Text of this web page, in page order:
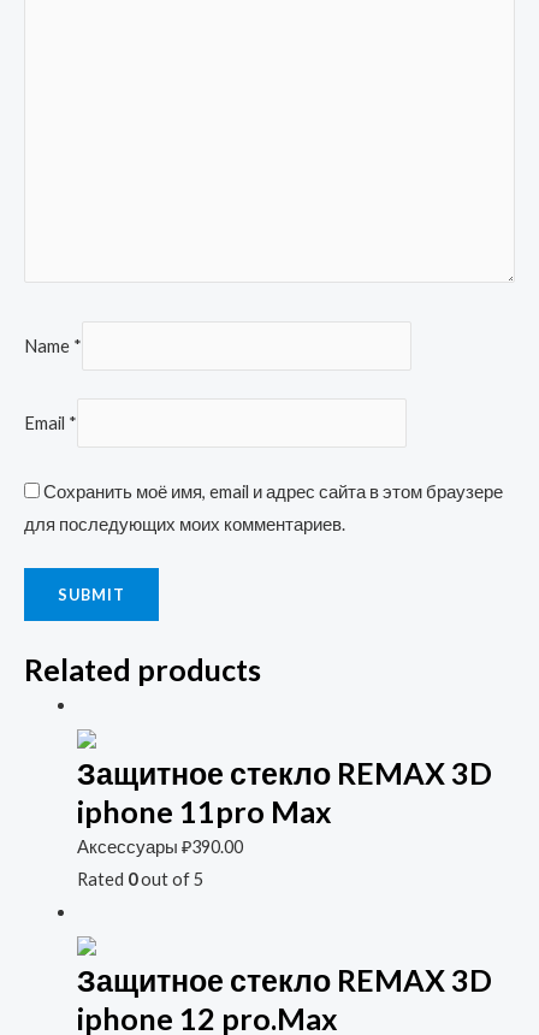
Name *
Email *
Сохранить моё имя, email и адрес сайта в этом браузере
для последующих моих комментариев.
Related products
Защитное стекло REMAX 3D
iphone 11pro Max
Аксессуары ₽390.00
Rated 0out of 5
Защитное стекло REMAX 3D
iphone 12 pro.Max